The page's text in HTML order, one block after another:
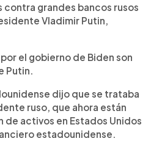
grandes bancos rusos
Vladimir Putin,
el gobierno de Biden son
Putin.
dijo que se trataba
ruso, que ahora están
de activos en Estados Unidos
estadounidense.